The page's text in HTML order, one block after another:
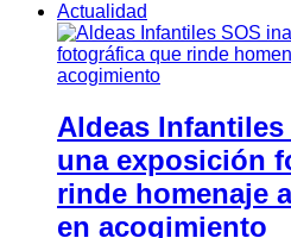
Actualidad
Aldeas
una exposición
rinde homenaje
en acogimiento